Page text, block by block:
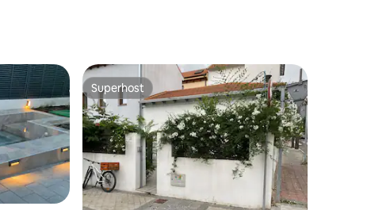
Superhost
Superhost